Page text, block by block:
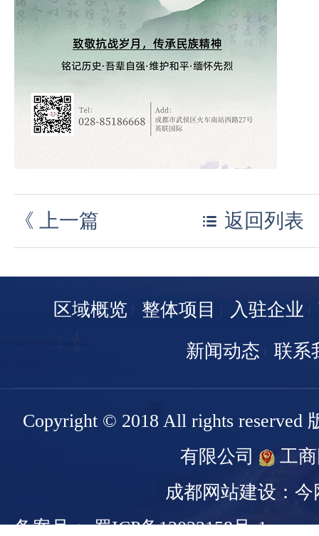
《 上一篇 返回列表
区域概览 整体项目 入驻企业
新闻动态
联系
Copyright © 2018 All rights reserved
有限公司
工
成都网站建设：今
备案号： 蜀ICP备13022158号-1